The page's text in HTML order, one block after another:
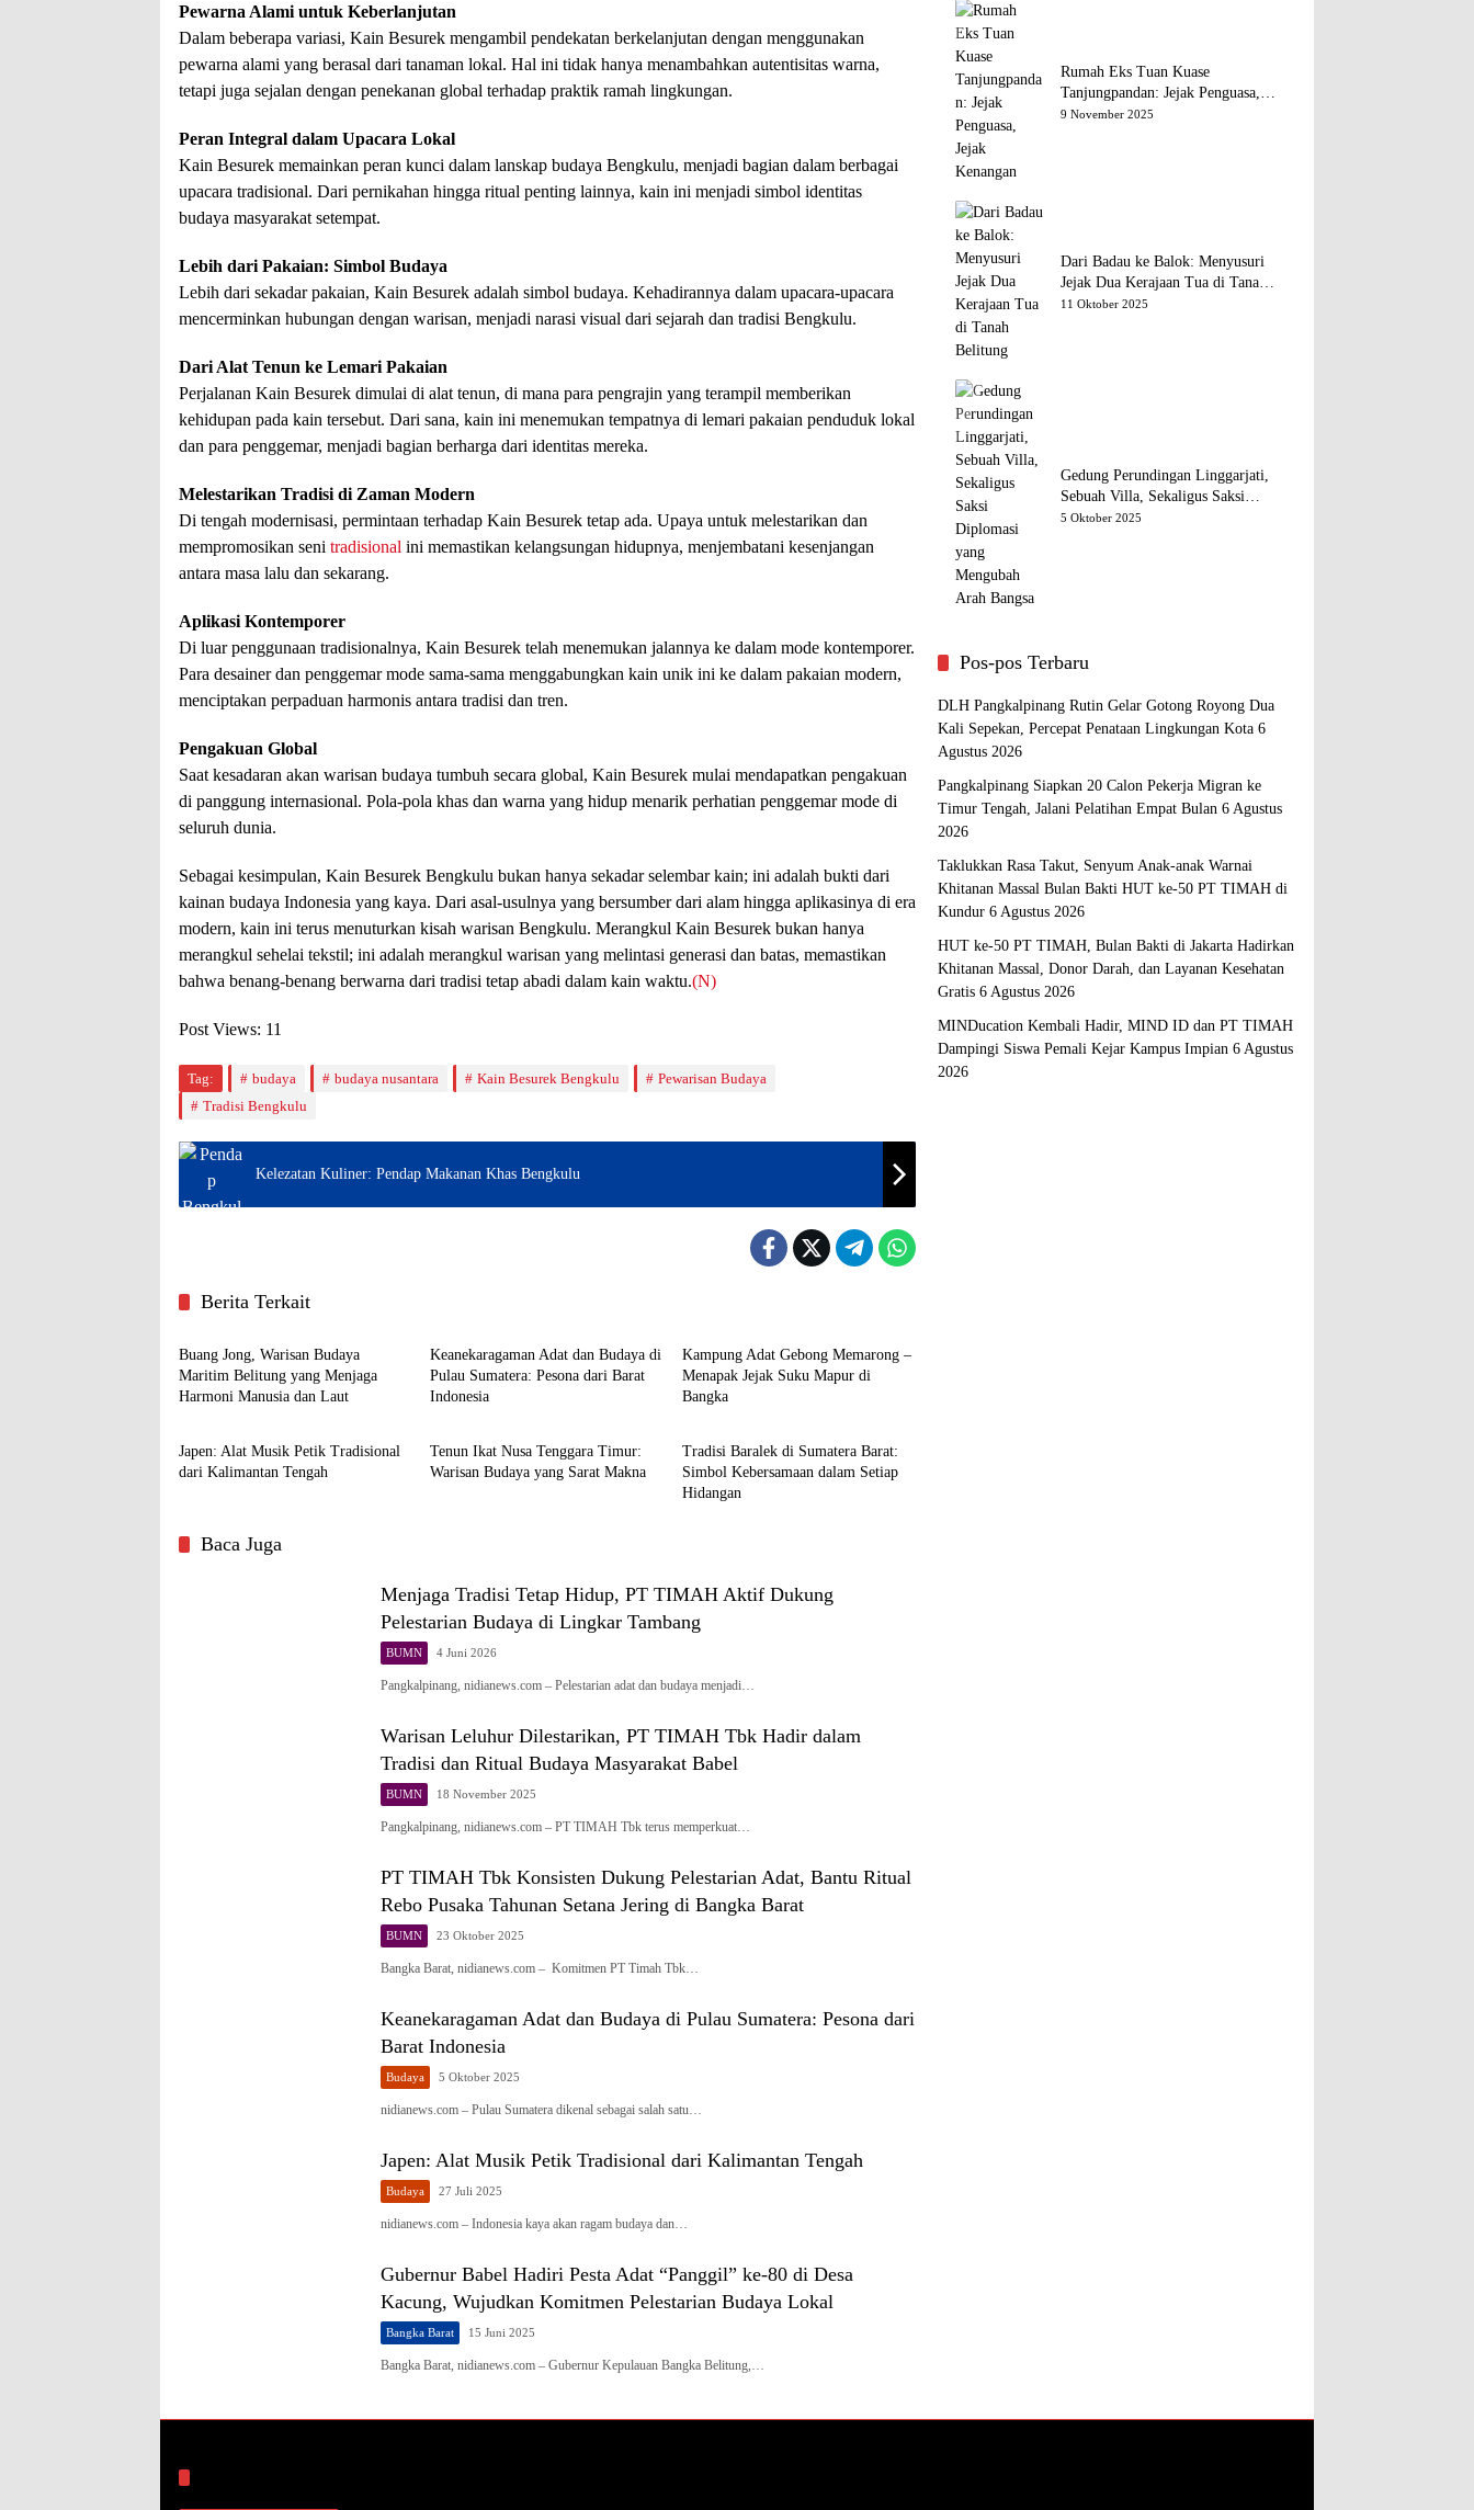
Pewarna Alami untuk Keberlanjutan
Dalam beberapa variasi, Kain Besurek mengambil pendekatan berkelanjutan dengan menggunakan
pewarna alami yang berasal dari tanaman lokal. Hal ini tidak hanya menambahkan autentisitas warna,
tetapi juga sejalan dengan penekanan global terhadap praktik ramah lingkungan.
Peran Integral dalam Upacara Lokal
Kain Besurek memainkan peran kunci dalam lanskap budaya Bengkulu, menjadi bagian dalam berbagai
upacara tradisional. Dari pernikahan hingga ritual penting lainnya, kain ini menjadi simbol identitas
budaya masyarakat setempat.
Lebih dari Pakaian: Simbol Budaya
Lebih dari sekadar pakaian, Kain Besurek adalah simbol budaya. Kehadirannya dalam upacara-upacara
mencerminkan hubungan dengan warisan, menjadi narasi visual dari sejarah dan tradisi Bengkulu.
Dari Alat Tenun ke Lemari Pakaian
Perjalanan Kain Besurek dimulai di alat tenun, di mana para pengrajin yang terampil memberikan
kehidupan pada kain tersebut. Dari sana, kain ini menemukan tempatnya di lemari pakaian penduduk lokal
dan para penggemar, menjadi bagian berharga dari identitas mereka.
Melestarikan Tradisi di Zaman Modern
Di tengah modernisasi, permintaan terhadap Kain Besurek tetap ada. Upaya untuk melestarikan dan
mempromosikan seni tradisional ini memastikan kelangsungan hidupnya, menjembatani kesenjangan
antara masa lalu dan sekarang.
Aplikasi Kontemporer
Di luar penggunaan tradisionalnya, Kain Besurek telah menemukan jalannya ke dalam mode kontemporer.
Para desainer dan penggemar mode sama-sama menggabungkan kain unik ini ke dalam pakaian modern,
menciptakan perpaduan harmonis antara tradisi dan tren.
Pengakuan Global
Saat kesadaran akan warisan budaya tumbuh secara global, Kain Besurek mulai mendapatkan pengakuan
di panggung internasional. Pola-pola khas dan warna yang hidup menarik perhatian penggemar mode di
seluruh dunia.
Sebagai kesimpulan, Kain Besurek Bengkulu bukan hanya sekadar selembar kain; ini adalah bukti dari
kainan budaya Indonesia yang kaya. Dari asal-usulnya yang bersumber dari alam hingga aplikasinya di era
modern, kain ini terus menuturkan kisah warisan Bengkulu. Merangkul Kain Besurek bukan hanya
merangkul sehelai tekstil; ini adalah merangkul warisan yang melintasi generasi dan batas, memastikan
bahwa benang-benang berwarna dari tradisi tetap abadi dalam kain waktu.(N)
Post Views: 11
Tag: budaya budaya nusantara Kain Besurek Bengkulu
Pewarisan Budaya
Tradisi Bengkulu
Kelezatan Kuliner: Pendap Makanan Khas Bengkulu
Berita Terkait
Budaya
Buang Jong, Warisan Budaya
Maritim Belitung yang Menjaga
Harmoni Manusia dan Laut
Keanekaragaman Adat dan Budaya di
Pulau Sumatera: Pesona dari Barat
Indonesia
Kampung Adat Gebong Memarong –
Menapak Jejak Suku Mapur di
Bangka
Japen: Alat Musik Petik Tradisional
dari Kalimantan Tengah
Tenun Ikat Nusa Tenggara Timur:
Warisan Budaya yang Sarat Makna
Budaya
Tradisi Baralek di Sumatera Barat:
Simbol Kebersamaan dalam Setiap
Hidangan
Baca Juga
Menjaga Tradisi Tetap Hidup, PT TIMAH Aktif Dukung
Pelestarian Budaya di Lingkar Tambang
BUMN 4 Juni 2026
Pangkalpinang, nidianews.com – Pelestarian adat dan budaya menjadi…
Warisan Leluhur Dilestarikan, PT TIMAH Tbk Hadir dalam
Tradisi dan Ritual Budaya Masyarakat Babel
BUMN 18 November 2025
Pangkalpinang, nidianews.com – PT TIMAH Tbk terus memperkuat…
PT TIMAH Tbk Konsisten Dukung Pelestarian Adat, Bantu Ritual
Rebo Pusaka Tahunan Setana Jering di Bangka Barat
BUMN 23 Oktober 2025
Bangka Barat, nidianews.com – Komitmen PT Timah Tbk…
Keanekaragaman Adat dan Budaya di Pulau Sumatera: Pesona dari
Barat Indonesia
Budaya 5 Oktober 2025
nidianews.com – Pulau Sumatera dikenal sebagai salah satu…
Japen: Alat Musik Petik Tradisional dari Kalimantan Tengah
Budaya 27 Juli 2025
nidianews.com – Indonesia kaya akan ragam budaya dan…
Gubernur Babel Hadiri Pesta Adat “Panggil” ke-80 di Desa
Kacung, Wujudkan Komitmen Pelestarian Budaya Lokal
Bangka Barat 15 Juni 2025
Bangka Barat, nidianews.com – Gubernur Kepulauan Bangka Belitung,…
Rumah Eks Tuan Kuase
Tanjungpandan: Jejak Penguasa,
Jejak Kenangan
9 November 2025
Dari Badau ke Balok: Menyusuri
Jejak Dua Kerajaan Tua di Tanah
Belitung
11 Oktober 2025
Gedung Perundingan Linggarjati,
Sebuah Villa, Sekaligus Saksi
Diplomasi yang Mengubah Arah
5 Oktober 2025
Pos-pos Terbaru
DLH Pangkalpinang Rutin Gelar Gotong Royong Dua
Kali Sepekan, Percepat Penataan Lingkungan Kota 6
Agustus 2026
Pangkalpinang Siapkan 20 Calon Pekerja Migran ke
Timur Tengah, Jalani Pelatihan Empat Bulan 6 Agustus
2026
Taklukkan Rasa Takut, Senyum Anak-anak Warnai
Khitanan Massal Bulan Bakti HUT ke-50 PT TIMAH di
Kundur 6 Agustus 2026
HUT ke-50 PT TIMAH, Bulan Bakti di Jakarta Hadirkan
Khitanan Massal, Donor Darah, dan Layanan Kesehatan
Gratis 6 Agustus 2026
MINDucation Kembali Hadir, MIND ID dan PT TIMAH
Dampingi Siswa Pemali Kejar Kampus Impian 6 Agustus
2026